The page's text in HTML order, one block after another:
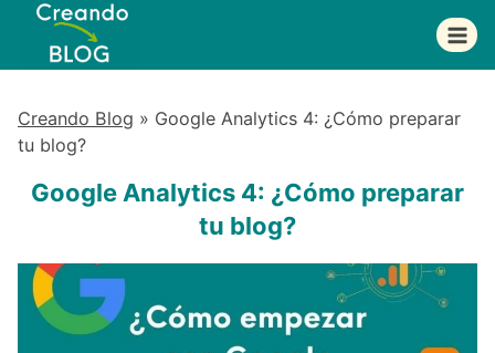
Saltar
contenido
Creando Blog » Google Analytics 4: ¿Cómo preparar
tu blog?
Google Analytics 4: ¿Cómo preparar
tu blog?